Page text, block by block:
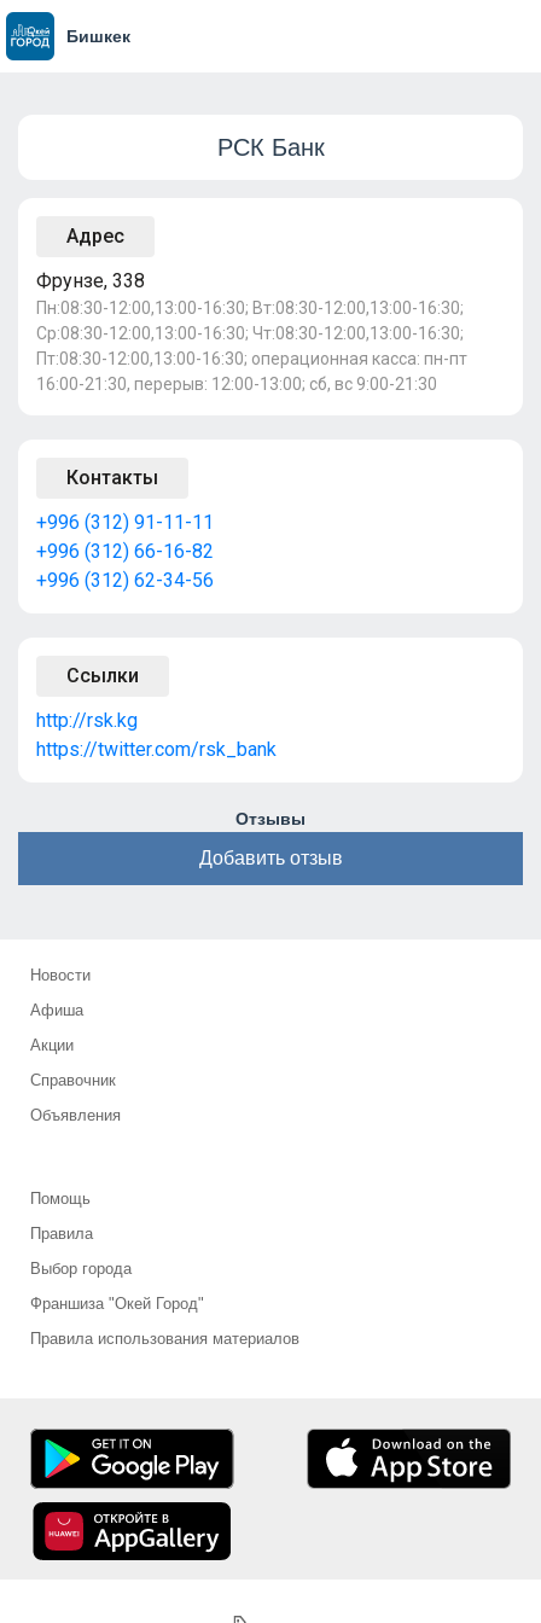
Бишкек
РСК Банк
Адрес
Фрунзе, 338
Пн:08:30-12:00,13:00-16:30; Вт:08:30-12:00,13:00-16:30;
Ср:08:30-12:00,13:00-16:30; Чт:08:30-12:00,13:00-16:30;
Пт:08:30-12:00,13:00-16:30; операционная касса: пн-пт
16:00-21:30, перерыв: 12:00-13:00; сб, вс 9:00-21:30
Контакты
+996 (312) 91-11-11
+996 (312) 66-16-82
+996 (312) 62-34-56
Ссылки
http://rsk.kg
https://twitter.com/rsk_bank
Отзывы
Добавить отзыв
Новости
Афиша
Акции
Справочник
Объявления
Помощь
Правила
Выбор города
Франшиза "Окей Город"
Правила использования материалов